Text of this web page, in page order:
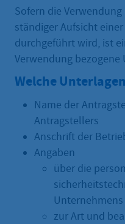
Sofern die
ständiger Aufsicht
durchgeführt wird, ist
Verwendung
Welche
Name der
Antragstellers
Anschrift der
Angaben
über die
zur Art und